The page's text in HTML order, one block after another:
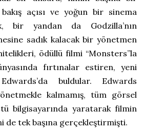
açısı ve yoğun bir sinema
bir yandan da Godzilla’nın
sadık kalacak bir yönetmen
ödüllü filmi “Monsters”la
fırtınalar estiren, yeni
buldular. Edwards
kalmamış, tüm görsel
bilgisayarında yaratarak filmin
de tek başına gerçekleştirmişti.